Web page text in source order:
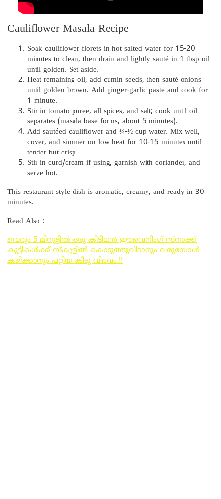
Cauliflower Masala Recipe
Soak cauliflower florets in hot salted water for 15-20
minutes to clean, then drain and lightly sauté in 1 tbsp oil
until golden. Set aside.
Heat remaining oil, add cumin seeds, then sauté onions
until golden brown. Add ginger-garlic paste and cook for
1 minute.
Stir in tomato puree, all spices, and salt; cook until oil
separates (masala base forms, about 5 minutes).
Add sautéed cauliflower and ¼-½ cup water. Mix well,
cover, and simmer on low heat for 10-15 minutes until
tender but crisp.
Stir in curd/cream if using, garnish with coriander, and
serve hot.
This restaurant-style dish is aromatic, creamy, and ready in 30
minutes.
Read Also :
വെറും 5 മിനുട്ടിൽ ഒരു കിടിലൻ ഈവെനിംഗ് സ്നാക്ക്
കുട്ടികൾക്ക് സ്കൂളിൽ കൊടുത്തുവിടാനും വരുമ്പോൾ
കഴിക്കാനും പറ്റിയ കിടു വിഭവം.!!